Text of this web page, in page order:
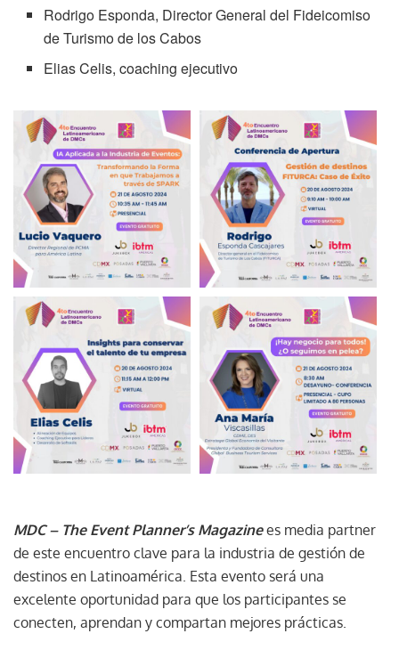
Rodrigo Esponda, Director General del Fideicomiso
de Turismo de los Cabos
Elias Celis, coaching ejecutivo
MDC – The Event Planner’s Magazinees media partner
de este encuentro clave para la industria de gestión de
destinos en Latinoamérica. Esta evento será una
excelente oportunidad para que los participantes se
conecten, aprendan y compartan mejores prácticas.